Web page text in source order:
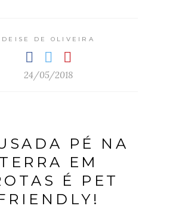
DEISE DE OLIVEIRA
24/05/2018
PÉ NA
TERRA EM
É PET